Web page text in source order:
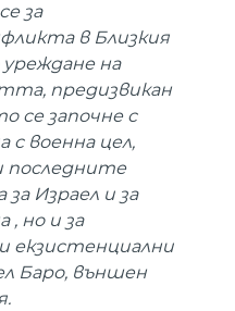
за
в Близкия
на
предизвикан
се започне с
с военна цел,
последните
Израел и за
но и за
екзистенциални
Баро, външен